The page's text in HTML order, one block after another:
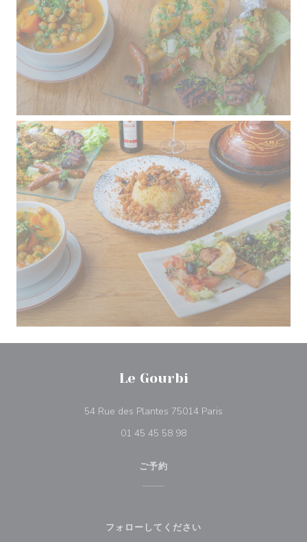
Le Gourbi
54 Rue des Plantes 75014 Paris
01 45 45 58 98
ご予約
フォローしてください